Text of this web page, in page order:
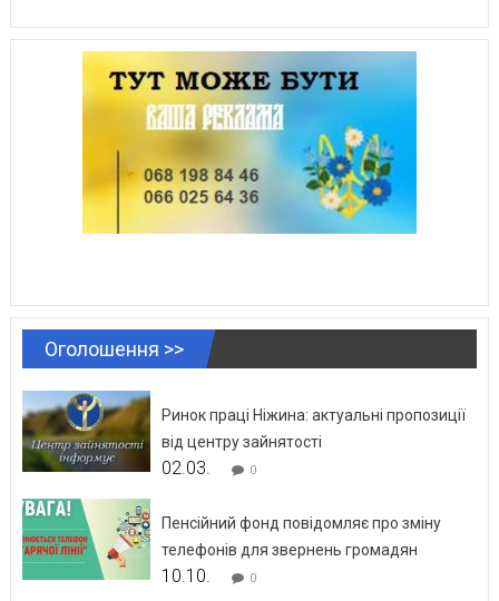
Оголошення >>
Ринок праці Ніжина: актуальні пропозиції
від центру зайнятості
02.03. 0
Пенсійний фонд повідомляє про зміну
телефонів для звернень громадян
10.10. 0